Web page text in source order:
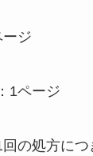
ジ
1ページ
の処方に